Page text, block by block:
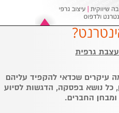
גרפית
עיקרים שכדאי להקפיד עליהם
כל נושא בפסקה, הדגשות לסיוע
ומבחן החברים.